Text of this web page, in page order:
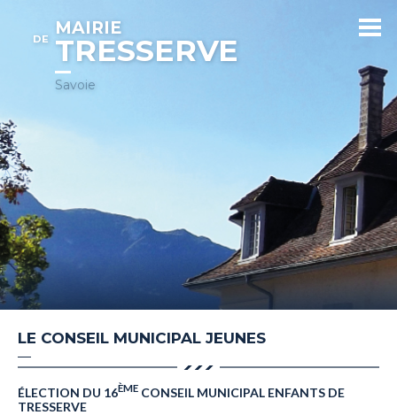
MAIRIE
DE TRESSERVE
Savoie
LE CONSEIL MUNICIPAL JEUNES
ÉLECTION DU 16ÈME CONSEIL MUNICIPAL ENFANTS DE
TRESSERVE